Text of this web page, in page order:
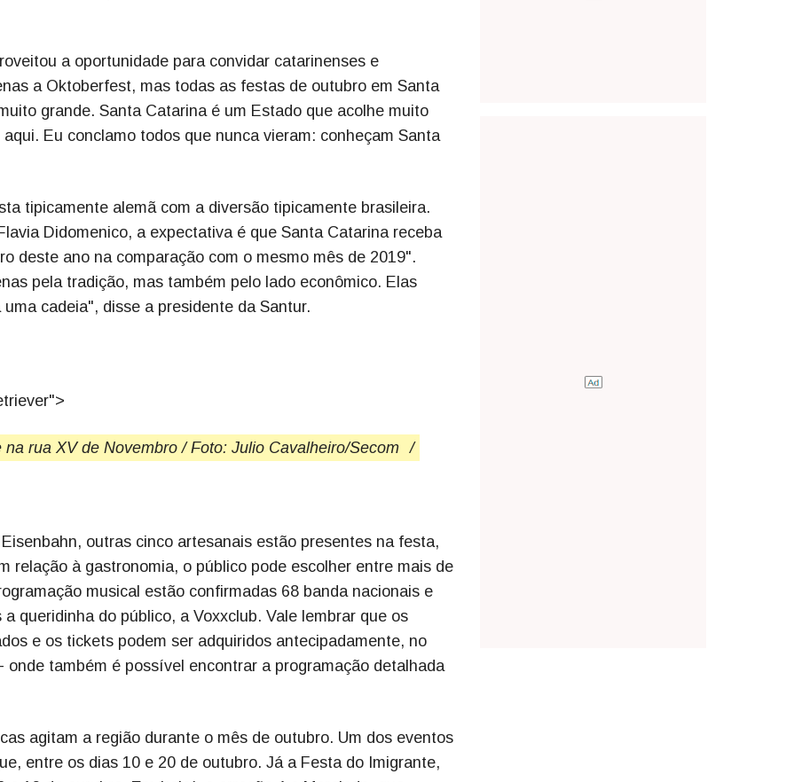
a oportunidade para convidar catarinenses e
a Oktoberfest, mas todas as festas de outubro em Santa
grande. Santa Catarina é um Estado que acolhe muito
Eu conclamo todos que nunca vieram: conheçam Santa
tipicamente alemã com a diversão tipicamente brasileira.
Didomenico, a expectativa é que Santa Catarina receba
deste ano na comparação com o mesmo mês de 2019".
pela tradição, mas também pelo lado econômico. Elas
cadeia", disse a presidente da Santur.
rua XV de Novembro / Foto: Julio Cavalheiro/Secom /
outras cinco artesanais estão presentes na festa,
relação à gastronomia, o público pode escolher entre mais de
musical estão confirmadas 68 banda nacionais e
queridinha do público, a Voxxclub. Vale lembrar que os
e os tickets podem ser adquiridos antecipadamente, no
também é possível encontrar a programação detalhada
agitam a região durante o mês de outubro. Um dos eventos
entre os dias 10 e 20 de outubro. Já a Festa do Imigrante,